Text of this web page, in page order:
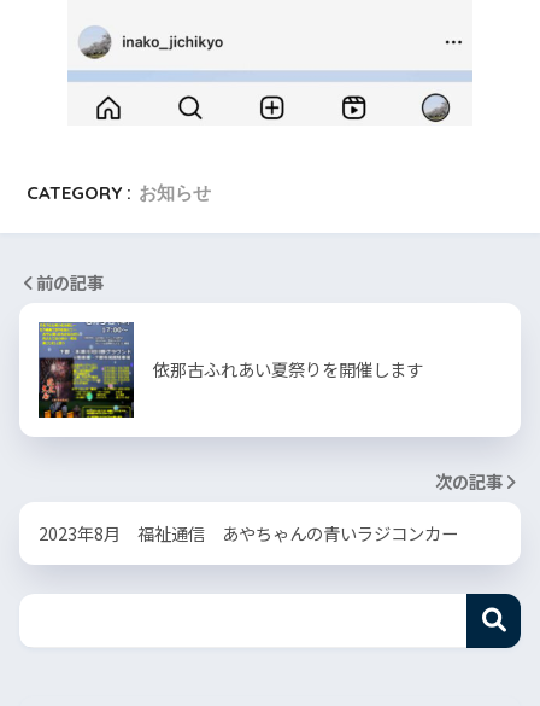
CATEGORY : お知らせ
前の記事
依那古ふれあい夏祭りを開催します
次の記事
2023年8月 福祉通信 あやちゃんの青いラジコンカー